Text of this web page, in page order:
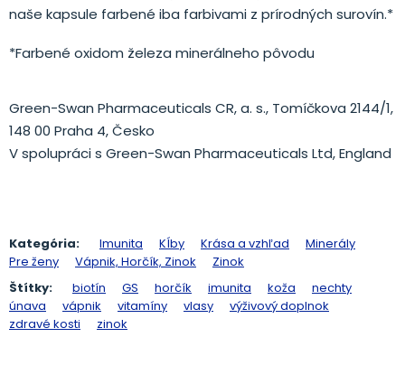
naše kapsule farbené iba farbivami z prírodných surovín.*
*Farbené oxidom železa minerálneho pôvodu
Green-Swan Pharmaceuticals CR, a. s., Tomíčkova 2144/1,
148 00 Praha 4, Česko
V spolupráci s Green-Swan Pharmaceuticals Ltd, England
Kategória: Imunita Kĺby Krása a vzhľad
Minerály
Pre ženy
Vápnik, Horčík, Zinok
Zinok
Štítky:
biotín GS horčík imunita koža
nechty
únava
vápnik vitamíny vlasy
výživový doplnok
zdravé kosti
zinok